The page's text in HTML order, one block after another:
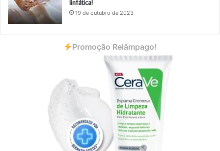
linfática!
19 de outubro de 2023
Promoção Relâmpago!